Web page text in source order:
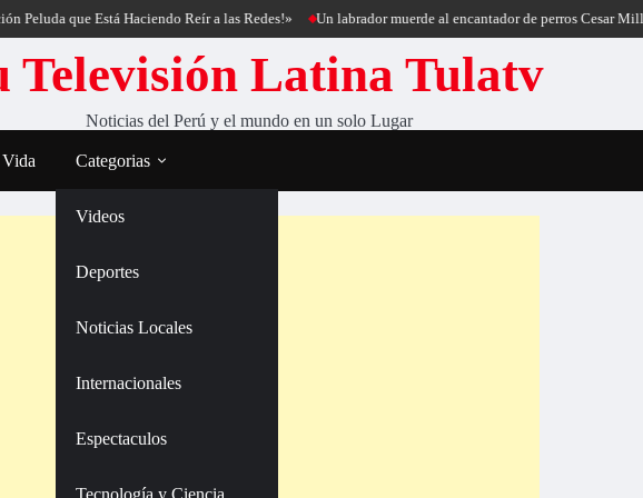
que Está Haciendo Reír a las Redes!» Un labrador muerde al encantador de perros Cesar Millán
Televisión Latina Tulatv
Noticias del Perú y el mundo en un solo Lugar
Categorias
Videos
Deportes
Noticias Locales
Internacionales
Espectaculos
Tecnología y Ciencia